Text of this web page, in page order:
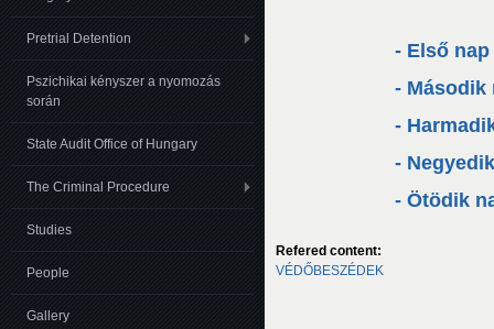
- Első nap
- Második
-
-
- Ötödik
Refered content:
VÉDŐBESZÉDEK
Pretrial Detention
Pszichikai kényszer a nyomozás
során
State Audit Office of Hungary
The Criminal Procedure
Studies
People
Gallery